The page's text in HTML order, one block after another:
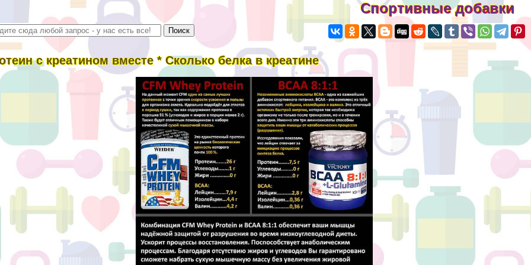
Спортивные добавки
с креатином вместе * Сколько белка в креатине